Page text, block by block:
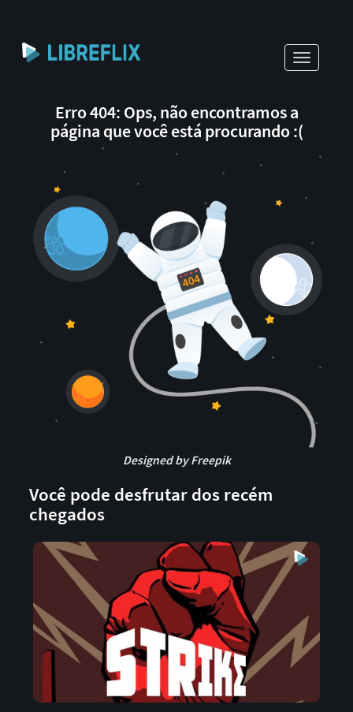
Toggle
Erro 404: Ops, não encontramos a
página que você está procurando :(
Designed by Freepik
Você pode desfrutar dos recém
chegados